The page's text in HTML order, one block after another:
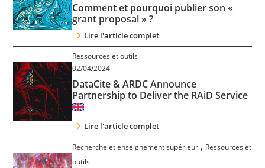
Comment et pourquoi publier son «
grant proposal » ?
Lire l'article complet
Ressources et outils
02/04/2024
DataCite & ARDC Announce
Partnership to Deliver the RAiD Service
Lire l'article complet
Recherche et enseignement supérieur , Ressources et
outils